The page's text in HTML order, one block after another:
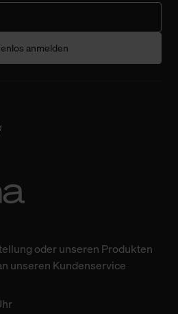
anmelden
oder unseren Produkten
unseren Kundenservice